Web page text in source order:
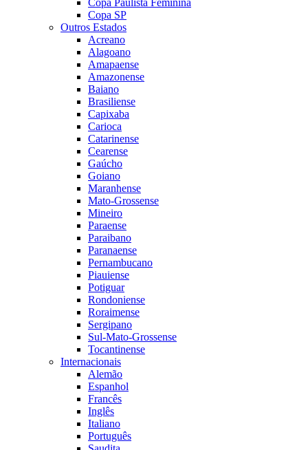
Copa SP
Outros Estados
Acreano
Alagoano
Amapaense
Amazonense
Baiano
Brasiliense
Capixaba
Carioca
Catarinense
Cearense
Gaúcho
Goiano
Maranhense
Mato-Grossense
Mineiro
Paraense
Paraibano
Paranaense
Pernambucano
Piauiense
Potiguar
Rondoniense
Roraimense
Sergipano
Sul-Mato-Grossense
Tocantinense
Internacionais
Alemão
Espanhol
Francês
Inglês
Italiano
Português